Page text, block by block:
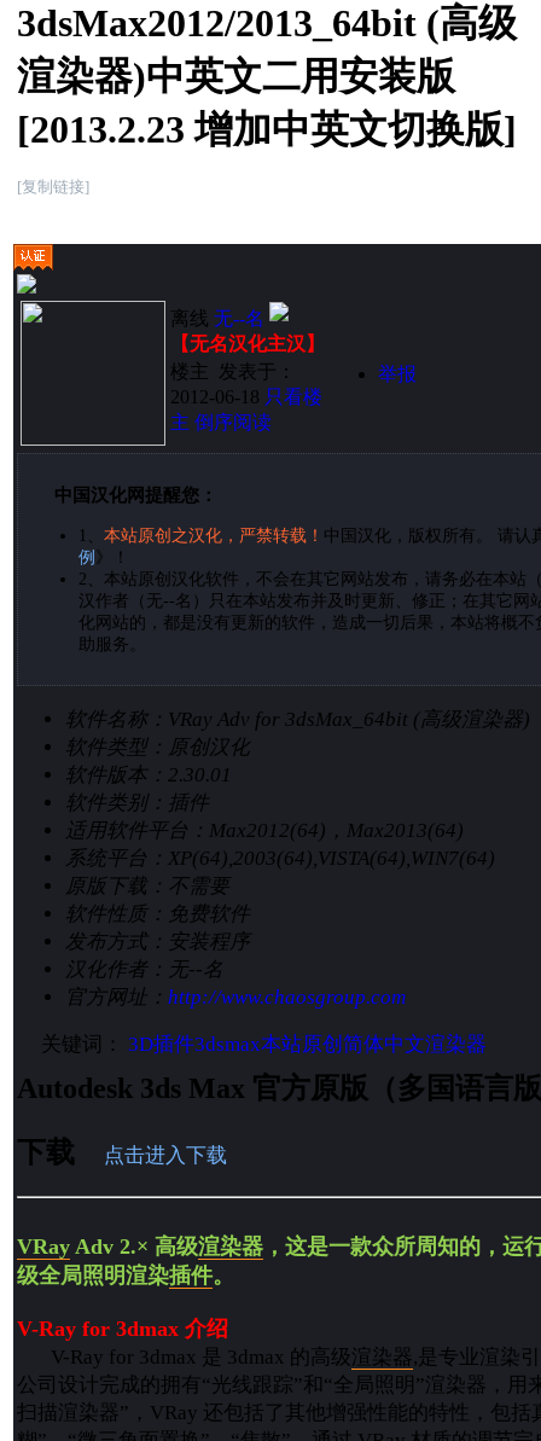
3dsMax2012/2013_64bit (高级
渲染器)中英文二用安装版
[2013.2.23 增加中英文切换版]
[复制链接]
离线 无--名
【无名汉化主汉】
楼主
发表于：
2012-06-18 只看楼
主 倒序阅读
举报
中国汉化网提醒您：
本站原创之汉化，严禁转载！ 中国汉化，版权所有。 请认
例 》！
2、 本站原创汉化软件，不会在其它网站发布，请务必在本站
汉作者（无--名）只在本站发布并及时更新、修正；在其它网
化网站的，都是没有更新的软件，造成一切后果，本站将概
助服务。
软件名称： VRay Adv for 3dsMax_64bit (高级渲染器)
软件类型： 原创汉化
软件版本： 2.30.01
软件类别： 插件
适用软件平台： Max2012(64)，Max2013(64)
系统平台： XP(64),2003(64),VISTA(64),WIN7(64)
原版下载： 不需要
软件性质： 免费软件
发布方式： 安装程序
汉化作者： 无--名
官方网址： http://www.chaosgroup.com
关键词： 3D插件3dsmax本站原创 简体中文渲染器
Autodesk 3ds Max 官方原版（多国语言
下载 点击进入下载
VRay Adv 2.× 高级渲染器 ，这是一款众所周知的，运
级全局照明渲染插件。
V-Ray for 3dmax 介绍
V-Ray for 3dmax 是 3dmax 的高级渲染器,是专业渲染
公司设计完成的拥有“光线跟踪”和“全局照明”渲染器，用
扫描渲染器”，VRay 还包括了其他增强性能的特性，包括